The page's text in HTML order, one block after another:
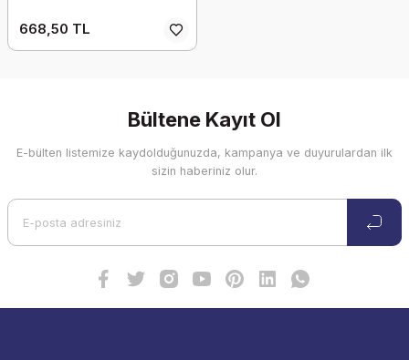
668,50 TL
Bültene Kayıt Ol
E-bülten listemize kaydolduğunuzda, kampanya ve duyurulardan ilk
sizin haberiniz olur.